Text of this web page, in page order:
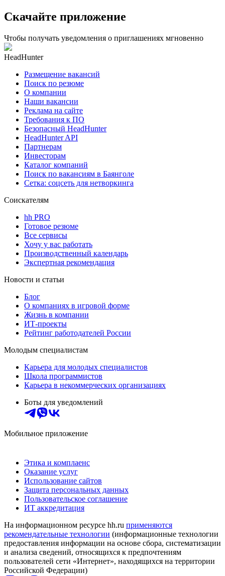
Скачайте приложение
Чтобы получать уведомления о приглашениях мгновенно
HeadHunter
Размещение вакансий
Поиск по резюме
О компании
Наши вакансии
Реклама на сайте
Требования к ПО
Безопасный HeadHunter
HeadHunter API
Партнерам
Инвесторам
Каталог компаний
Поиск по вакансиям в Баянголе
Сетка: соцсеть для нетворкинга
Соискателям
hh PRO
Готовое резюме
Все сервисы
Хочу у вас работать
Производственный календарь
Экспертная рекомендация
Новости и статьи
Блог
О компаниях в игровой форме
Жизнь в компании
ИТ-проекты
Рейтинг работодателей России
Молодым специалистам
Карьера для молодых специалистов
Школа программистов
Карьера в некоммерческих организациях
Боты для уведомлений
Мобильное приложение
Этика и комплаенс
Оказание услуг
Использование сайтов
Защита персональных данных
Пользовательское соглашение
ИТ аккредитация
На информационном ресурсе hh.ru применяются
рекомендательные технологии (информационные технологии
предоставления информации на основе сбора, систематизации
и анализа сведений, относящихся к предпочтениям
пользователей сети «Интернет», находящихся на территории
Российской Федерации)